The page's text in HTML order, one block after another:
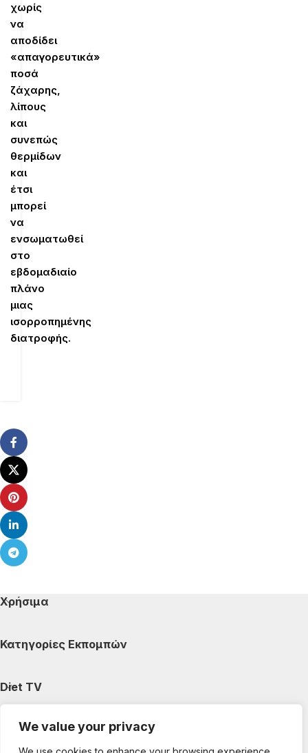
We value your privacy
χωρίς
να
αποδίδει
«απαγορευτικά»
ποσά
ζάχαρης,
λίπους
και
συνεπώς
θερμίδων
και
έτσι
μπορεί
να
ενσωματωθεί
στο
εβδομαδιαίο
πλάνο
μιας
ισορροπημένης
διατροφής.
Χρήσιμα
Κατηγορίες Εκπομπών
Diet TV
Κατηγορίες Άρθρων